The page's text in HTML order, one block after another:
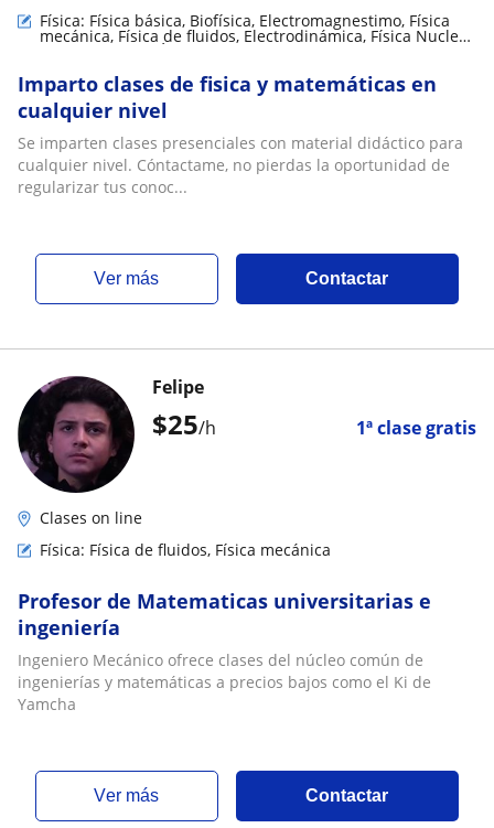
Física: Física básica, Biofísica, Electromagnestimo, Física
mecánica, Física de fluidos, Electrodinámica, Física Nuclear
y de partículas, Óptica, Relatividad, Termodinámica
Imparto clases de fisica y matemáticas en
cualquier nivel
Se imparten clases presenciales con material didáctico para
cualquier nivel. Cóntactame, no pierdas la oportunidad de
regularizar tus conoc...
ver más Contactar
$25/h 1ª clase gratis
Felipe
Clases on line
Física: Física de fluidos, Física mecánica
Profesor de Matematicas universitarias e
ingeniería
Ingeniero Mecánico ofrece clases del núcleo común de
ingenierías y matemáticas a precios bajos como el Ki de
Yamcha
ver más Contactar